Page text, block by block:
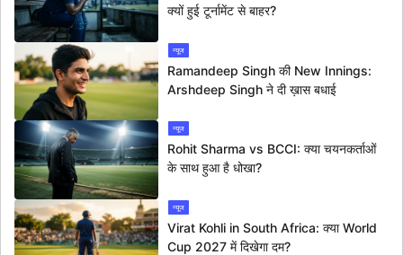
क्यों हुई टूर्नामेंट से बाहर?
न्यूज
Ramandeep Singh की New Innings:
Arshdeep Singh ने दी ख़ास बधाई
न्यूज
Rohit Sharma vs BCCI: क्या चयनकर्ताओं
के साथ हुआ है धोखा?
न्यूज
Virat Kohli in South Africa: क्या World
Cup 2027 में दिखेगा दम?